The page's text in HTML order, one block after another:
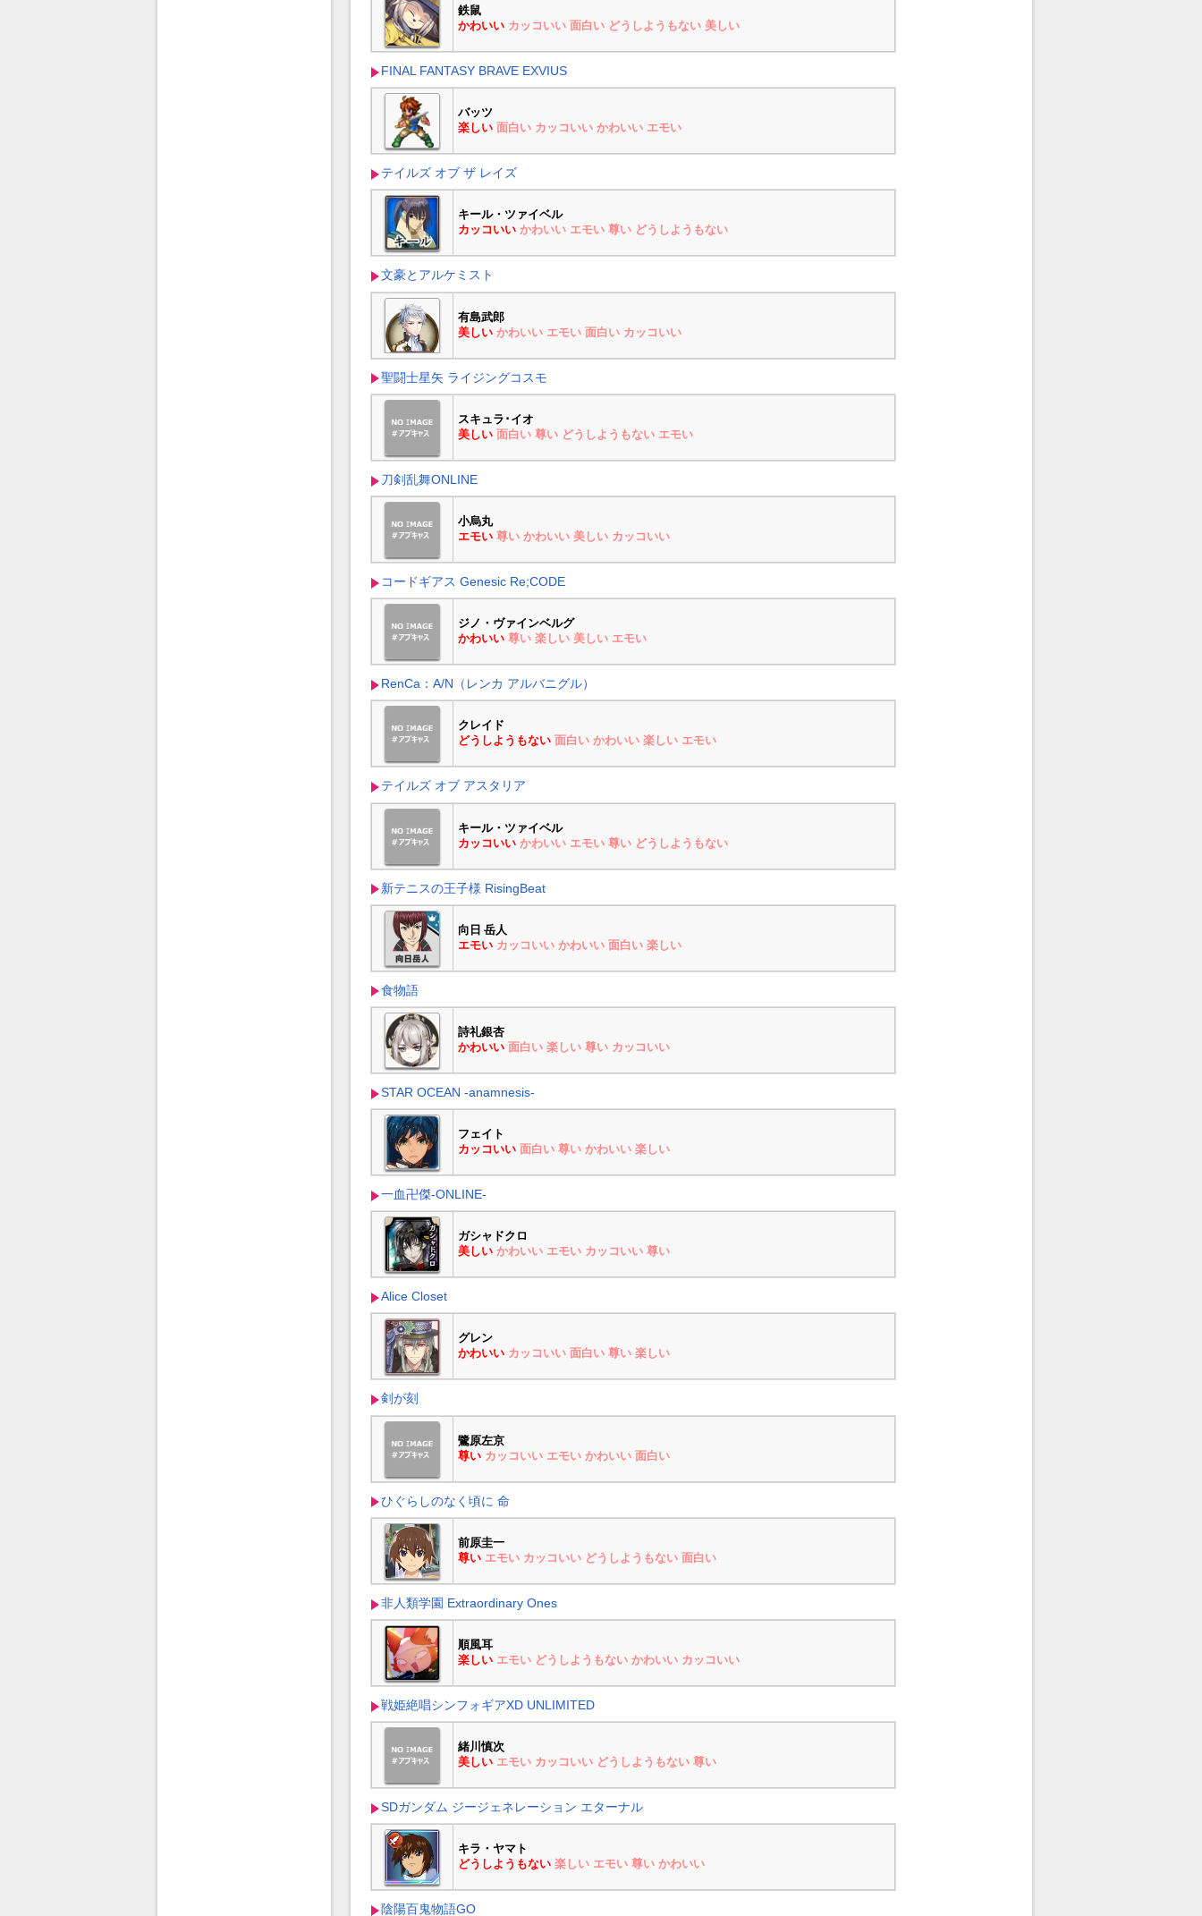
鉄鼠
かわいい カッコいい 面白い どうしようもない 美しい
FINAL FANTASY BRAVE EXVIUS
バッツ
楽しい 面白い カッコいい かわいい エモい
テイルズ オブ ザ レイズ
キール・ツァイベル
カッコいい かわいい エモい 尊い どうしようもない
文豪とアルケミスト
有島武郎
美しい かわいい エモい 面白い カッコいい
聖闘士星矢 ライジングコスモ
スキュラ･イオ
美しい 面白い 尊い どうしようもない エモい
刀剣乱舞ONLINE
小烏丸
エモい 尊い かわいい 美しい カッコいい
コードギアス Genesic Re;CODE
ジノ・ヴァインベルグ
かわいい 尊い 楽しい 美しい エモい
RenCa：A/N（レンカ アルバニグル）
クレイド
どうしようもない 面白い かわいい 楽しい エモい
テイルズ オブ アスタリア
キール・ツァイベル
カッコいい かわいい エモい 尊い どうしようもない
新テニスの王子様 RisingBeat
向日 岳人
エモい カッコいい かわいい 面白い 楽しい
食物語
詩礼銀杏
かわいい 面白い 楽しい 尊い カッコいい
STAR OCEAN -anamnesis-
フェイト
カッコいい 面白い 尊い かわいい 楽しい
一血卍傑-ONLINE-
ガシャドクロ
美しい かわいい エモい カッコいい 尊い
Alice Closet
グレン
かわいい カッコいい 面白い 尊い 楽しい
剣が刻
鷺原左京
尊い カッコいい エモい かわいい 面白い
ひぐらしのなく頃に 命
前原圭一
尊い エモい カッコいい どうしようもない 面白い
非人類学園 Extraordinary Ones
順風耳
楽しい エモい どうしようもない かわいい カッコいい
戦姫絶唱シンフォギアXD UNLIMITED
緒川慎次
美しい エモい カッコいい どうしようもない 尊い
SDガンダム ジージェネレーション エターナル
キラ・ヤマト
どうしようもない 楽しい エモい 尊い かわいい
陰陽百鬼物語GO